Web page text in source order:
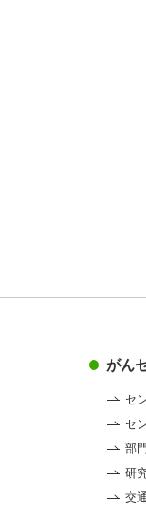
がん
セ
セ
部
研
交